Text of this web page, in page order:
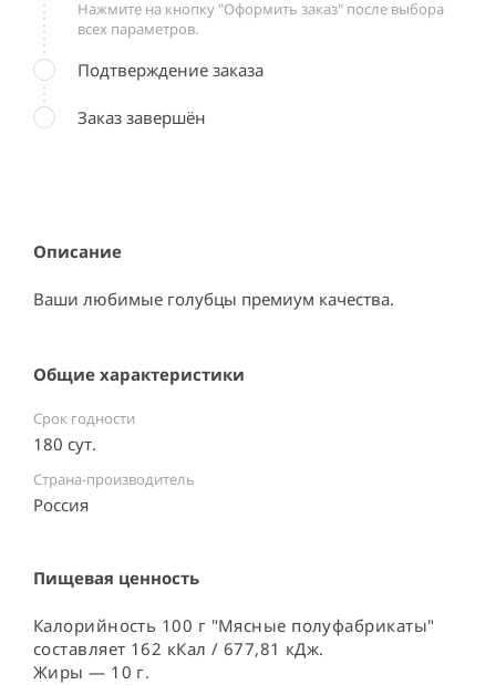
Описание
Ваши любимые голубцы премиум качества.
Общие характеристики
Срок годности
180 сут.
Страна-производитель
Россия ⠀
Пищевая ценность
Калорийность 100 г "Мясные полуфабрикаты"
составляет 162 кКал / 677,81 кДж.
Жиры — 10 г.
Нажмите на кнопку "Оформить заказ" после выбора
всех параметров.
Подтверждение заказа
Заказ завершён